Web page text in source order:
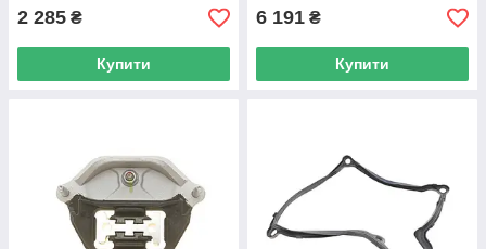
2 285 ₴
Купити
6 191 ₴
Купити